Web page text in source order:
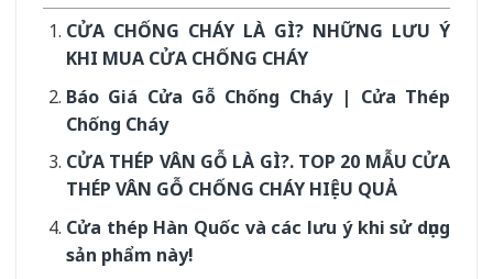
CỬA CHỐNG CHÁY LÀ GÌ? NHỮNG LƯU Ý
KHI MUA CỬA CHỐNG CHÁY
Báo Giá Cửa Gỗ Chống Cháy | Cửa Thép
Chống Cháy
CỬA THÉP VÂN GỖ LÀ GÌ?. TOP 20 MẪU CỬA
THÉP VÂN GỖ CHỐNG CHÁY HIỆU QUẢ
Cửa thép Hàn Quốc và các lưu ý khi sử dụng
sản phẩm này!